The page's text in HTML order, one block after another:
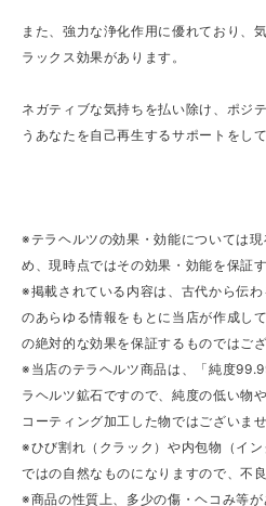
また、強力な浄化作用に優れており、
ラックス効果があります。
ネガティブな気持ちを払い除け、ポジ
うあなたを自己再生するサポートをし
※テラヘルツの効果・効能については
め、現時点ではその効果・効能を保証
※掲載されている内容は、古代から伝
のあらゆる情報をもとに当店が作成し
の絶対的な効果を保証するものではござ
※当店のテラヘルツ商品は、「純度
ラヘルツ鉱石ですので、純度の低い物
コーティング加工した物ではございませ
※ひび割れ（クラック）や内包物（イ
ではの自然なものになりますので、不
※商品の性質上、多少の傷・ヘコみ等